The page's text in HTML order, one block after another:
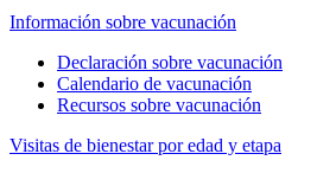
Información sobre vacunación
Declaración sobre vacunación
Calendario de vacunación
Recursos sobre vacunación
Visitas de bienestar por edad y etapa